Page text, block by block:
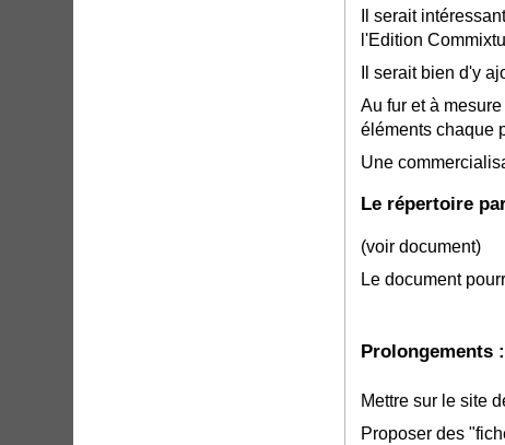
Il serait
l'Edition
Il serait bien d'y
Au fur et à
éléments chaque
Une
Le répertoire
(voir document)
Le document
Prolongements :
Mettre sur le site
Proposer des